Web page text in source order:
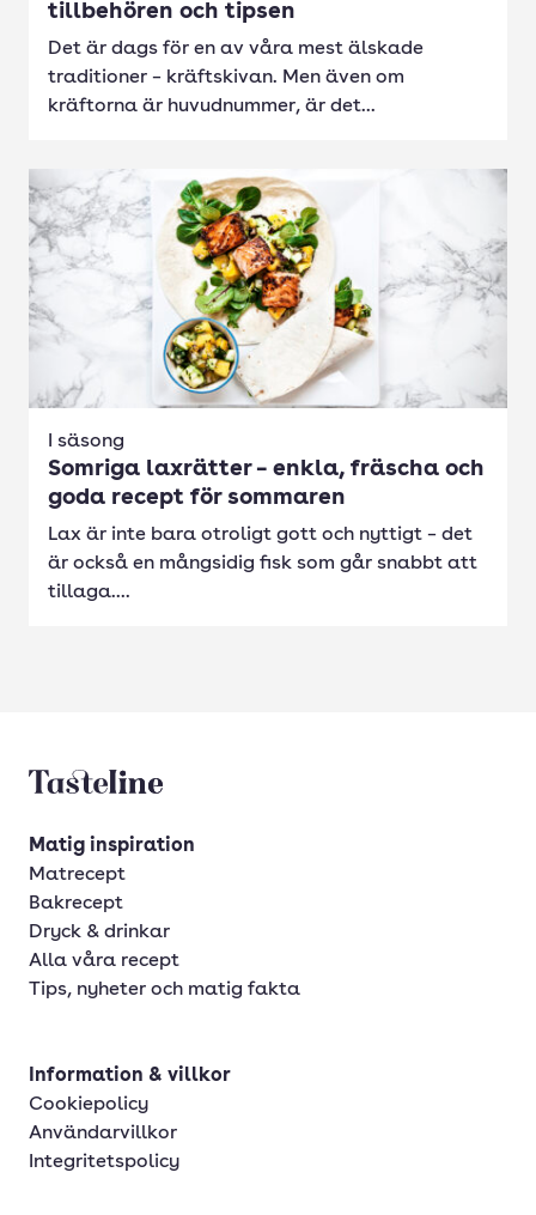
tillbehören och tipsen
Det är dags för en av våra mest älskade
traditioner – kräftskivan. Men även om
kräftorna är huvudnummer, är det...
I säsong
Somriga laxrätter – enkla, fräscha och
goda recept för sommaren
Lax är inte bara otroligt gott och nyttigt – det
är också en mångsidig fisk som går snabbt att
tillaga....
Tasteline startsida
Matig inspiration
Matrecept
Bakrecept
Dryck & drinkar
Alla våra recept
Tips, nyheter och matig fakta
Information & villkor
Cookiepolicy
Användarvillkor
Integritetspolicy